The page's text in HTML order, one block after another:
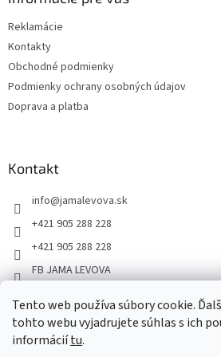
Tento web používa súbory cookie.
tohto webu vyjadrujete súhlas s ich
informáciítu.
Reklamácie
Kontakty
Obchodné podmienky
Podmienky ochrany osobných údajov
Doprava a platba
Kontakt
info@jamalevova.sk
+421 905 288 228
+421 905 288 228
FB JAMA LEVOVA
JamaLevova
+421905288228